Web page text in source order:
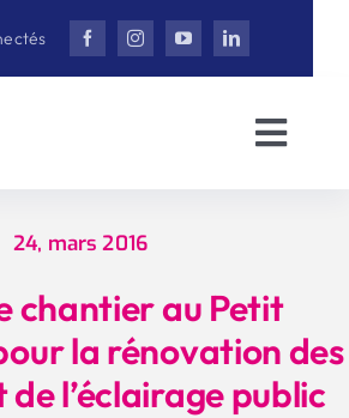
Actualités
24, mars 2016
chantier au Petit
la rénovation des
l’éclairage public